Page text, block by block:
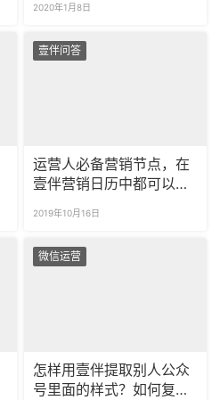
2020年1月8日
壹伴问答
运营人必备营销节点，在
壹伴营销日历中都可以找
2019年10月16日
微信运营
怎样用壹伴提取别人公众
号里面的样式？如何复制